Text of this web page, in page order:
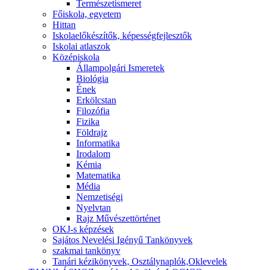
Természetismeret
Főiskola, egyetem
Hittan
Iskolaelőkészítők, képességfejlesztők
Iskolai atlaszok
Középiskola
Állampolgári Ismeretek
Biológia
Ének
Erkölcstan
Filozófia
Fizika
Földrajz
Informatika
Irodalom
Kémia
Matematika
Média
Nemzetiségi
Nyelvtan
Rajz Művészettörténet
OKJ-s képzések
Sajátos Nevelési Igényű Tankönyvek
szakmai tankönyv
Tanári kézikönyvek, Osztálynaplók,Oklevelek